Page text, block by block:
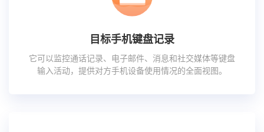
目标手机键盘记录
它可以监控通话记录、电子邮件、消息和社交媒体等键盘
输入活动，提供对方手机设备使用情况的全面视图。